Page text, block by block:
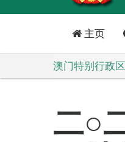
口
主页
澳门特别行政
二○